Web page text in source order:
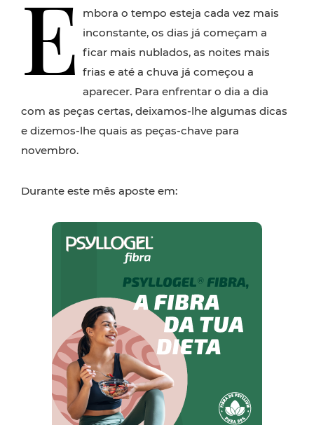
E
mbora o tempo esteja cada vez mais
inconstante, os dias já começam a
ficar mais nublados, as noites mais
frias e até a chuva já começou a
aparecer. Para enfrentar o dia a dia
com as peças certas, deixamos-lhe algumas dicas
e dizemos-lhe quais as peças-chave para
novembro.
Durante este mês aposte em: